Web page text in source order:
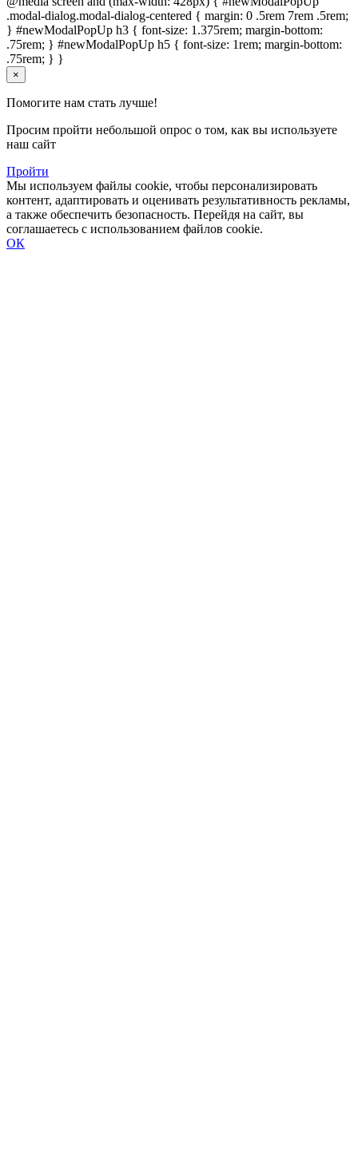
.modal-dialog.modal-dialog-centered { margin: 0 .5rem 7rem .5rem;
} #newModalPopUp h3 { font-size: 1.375rem; margin-bottom:
.75rem; } #newModalPopUp h5 { font-size: 1rem; margin-bottom:
.75rem; } }
×
Помогите нам стать лучше!
Просим пройти небольшой опрос о том, как вы используете
наш сайт
Пройти
Мы используем файлы cookie, чтобы персонализировать
контент, адаптировать и оценивать результативность рекламы,
а также обеспечить безопасность. Перейдя на сайт, вы
соглашаетесь с использованием файлов cookie.
ОК